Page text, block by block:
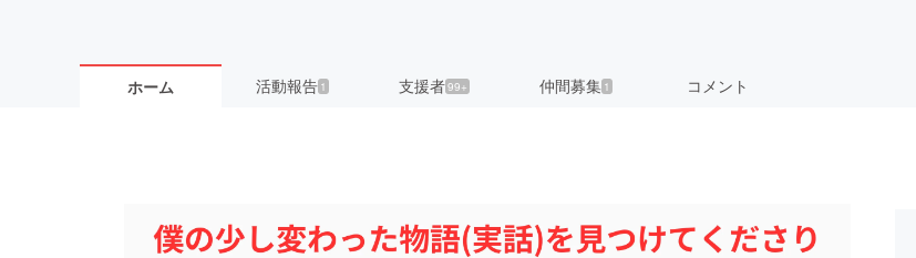
ホーム 活動報告 1 支援者99+ 仲間募集 1 コメント